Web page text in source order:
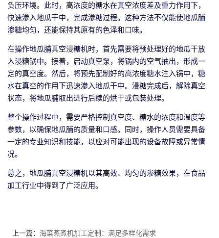
负压环境。此时，高浓度的糖水在真空浓度差及重力作用下，
快速渗入地瓜干中，完成渗糖过程。这种方法不仅能使地瓜脯
渗糖均匀，还能保持其原有的色泽和口味。
在操作地瓜脯真空浸糖机时，首先需要将预处理好的地瓜干放
入浸糖锅中。接着，启动真空泵，将锅内的空气抽出，形成一
定的真空度。然后，将预先配制好的高浓度糖水注入锅中，糖
水在真空的作用下迅速渗入地瓜干中。浸糖完成后，解除真空
状态，将地瓜脯取出进行后续的烘干或包装处理。
整个操作过程中，需要严格控制真空度、糖水的浓度和温度等
参数，以确保地瓜脯的质量和口感。同时，操作人员需要具备
一定的专业知识和技能，以应对可能出现的设备故障或异常情
况。
总之，地瓜脯真空浸糖机以其高效、均匀的渗糖效果，在食品
加工行业中得到了广泛应用。
上一篇： 海菜蒸煮机加工定制：满足多样化需求